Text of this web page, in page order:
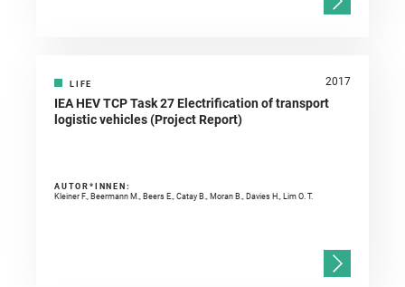
LIFE 2017
IEA HEV TCP Task 27 Electrification of transport
logistic vehicles (Project Report)
AUTOR*INNEN:
Kleiner F., Beermann M., Beers E., Catay B., Moran B., Davies H., Lim O. T.